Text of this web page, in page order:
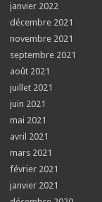
janvier 2022
décembre 2021
novembre 2021
septembre 2021
août 2021
juillet 2021
juin 2021
mai 2021
avril 2021
mars 2021
février 2021
janvier 2021